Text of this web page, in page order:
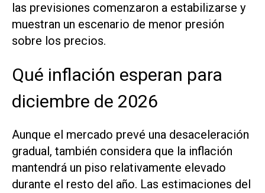
las previsiones comenzaron a estabilizarse y
muestran un escenario de menor presión
sobre los precios.
Qué inflación esperan para
diciembre de 2026
Aunque el mercado prevé una desaceleración
gradual, también considera que la inflación
mantendrá un piso relativamente elevado
durante el resto del año. Las estimaciones del